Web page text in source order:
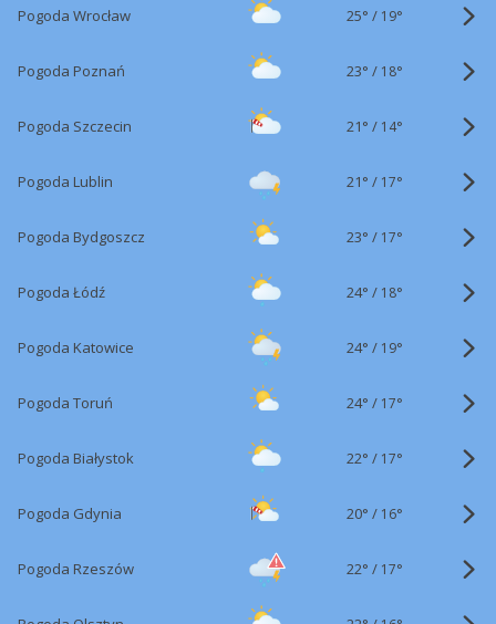
Pogoda Wrocław 25° / 19°
Pogoda Poznań 23° / 18°
Pogoda Szczecin 21° / 14°
Pogoda Lublin 21° / 17°
Pogoda Bydgoszcz 23° / 17°
Pogoda Łódź 24° / 18°
Pogoda Katowice 24° / 19°
Pogoda Toruń 24° / 17°
Pogoda Białystok 22° / 17°
Pogoda Gdynia 20° / 16°
Pogoda Rzeszów 22° / 17°